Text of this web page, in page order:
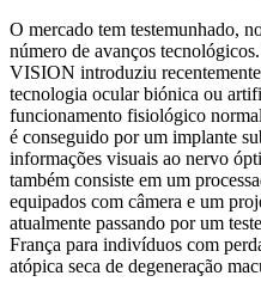
O mercado tem testemunhado,
número de avanços
VISION introduziu
tecnologia ocular biónica ou
funcionamento fisiológico
é conseguido por um implante
informações visuais ao nervo
também consiste em um
equipados com câmera e um
atualmente passando por um
França para indivíduos com
atópica seca de degeneração